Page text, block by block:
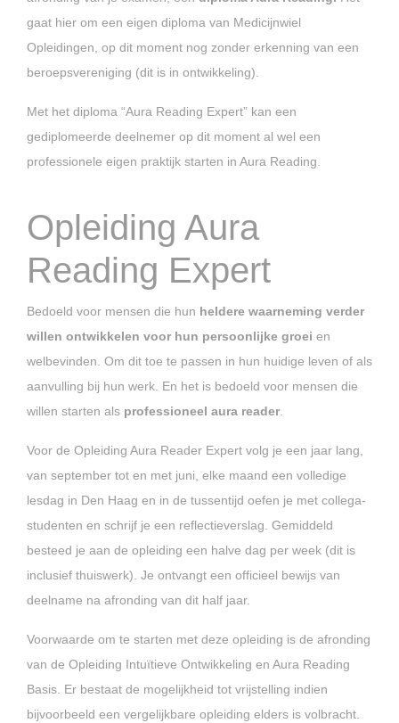
gaat hier om een eigen diploma van Medicijnwiel
Opleidingen, op dit moment nog zonder erkenning van een
beroepsvereniging (dit is in ontwikkeling).
Met het diploma “Aura Reading Expert” kan een
gediplomeerde deelnemer op dit moment al wel een
professionele eigen praktijk starten in Aura Reading.
Opleiding Aura
Reading Expert
Bedoeld voor mensen die hun heldere waarneming verder
willen ontwikkelen voor hun persoonlijke groei en
welbevinden. Om dit toe te passen in hun huidige leven of als
aanvulling bij hun werk. En het is bedoeld voor mensen die
willen starten als professioneel aura reader
Voor de Opleiding Aura Reader Expert volg je een jaar lang,
van september tot en met juni, elke maand een volledige
lesdag in Den Haag en in de tussentijd oefen je met collega-
studenten en schrijf je een reflectieverslag. Gemiddeld
besteed je aan de opleiding een halve dag per week (dit is
inclusief thuiswerk). Je ontvangt een officieel bewijs van
deelname na afronding van dit half jaar.
Voorwaarde om te starten met deze opleiding is de afronding
van de Opleiding Intuïtieve Ontwikkeling en Aura Reading
Basis. Er bestaat de mogelijkheid tot vrijstelling indien
bijvoorbeeld een vergelijkbare opleiding elders is volbracht.